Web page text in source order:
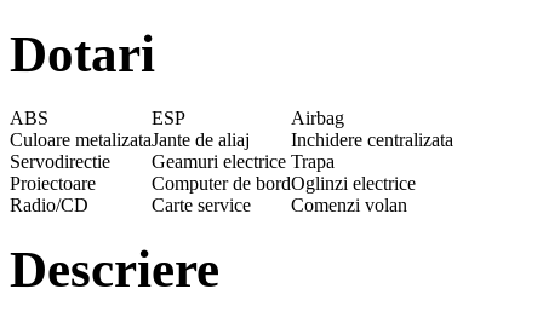
Dotari
ABS ESP
Airbag
Culoare metalizataJante de aliaj
Inchidere centralizata
Servodirectie
Geamuri electrice Trapa
Proiectoare
Computer de bordOglinzi electrice
Radio/CD
Carte service Comenzi volan
Descriere